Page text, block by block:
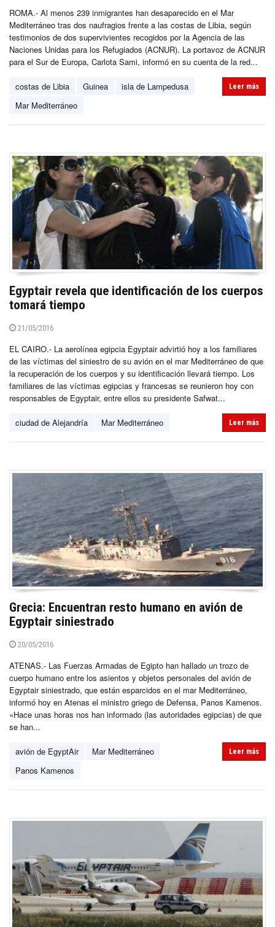
ROMA.- Al menos 239 inmigrantes han desaparecido en el Mar
Mediterráneo tras dos naufragios frente a las costas de Libia, según
testimonios de dos supervivientes recogidos por la Agencia de las
Naciones Unidas para los Refugiados (ACNUR). La portavoz de ACNUR
para el Sur de Europa, Carlota Sami, informó en su cuenta de la red...
costas de Libia Guinea
isla de Lampedusa
Mar Mediterráneo
Leer más
Egyptair revela que identificación de los cuerpos
tomará tiempo
21/05/2016
EL CAIRO.- La aerolínea egipcia Egyptair advirtió hoy a los familiares
de las víctimas del siniestro de su avión en el mar Mediterráneo de que
la recuperación de los cuerpos y su identificación llevará tiempo. Los
familiares de las víctimas egipcias y francesas se reunieron hoy con
responsables de Egyptair, entre ellos su presidente Safwat...
ciudad de Alejandría Mar Mediterráneo Leer más
Grecia: Encuentran resto humano en avión de
Egyptair siniestrado
20/05/2016
ATENAS.- Las Fuerzas Armadas de Egipto han hallado un trozo de
cuerpo humano entre los asientos y objetos personales del avión de
Egyptair siniestrado, que están esparcidos en el mar Mediterráneo,
informó hoy en Atenas el ministro griego de Defensa, Panos Kamenos.
«Hace unas horas nos han informado (las autoridades egipcias) de que
se han...
avión de EgyptAir
Mar Mediterráneo
Panos Kamenos
Leer más